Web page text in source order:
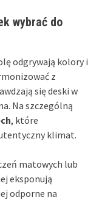
wybrać do
odgrywają kolory i
z
się deski w
Na szczególną
, które
klimat.
matowych lub
eksponują
odporne na